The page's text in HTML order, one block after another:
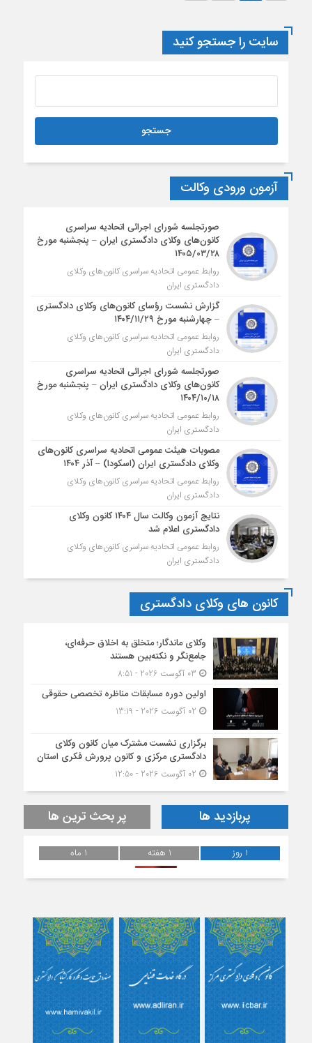
سایت را جستجو کنید
آزمون ورودی وکالت
صورتجلسه شورای اجرائی اتحادیه سراسری
کانون‌های وکلای دادگستری ایران – پنجشنبه مورخ
۱۴۰۵/۰۳/۲۸
روابط عمومی اتحادیه سراسری کانون‌های وکلای
دادگستری ایران
گزارش نشست رؤسای کانون‌های وکلای دادگستری
– چهارشنبه مورخ ۱۴۰۴/۱۱/۲۹
روابط عمومی اتحادیه سراسری کانون‌های وکلای
دادگستری ایران
صورتجلسه شورای اجرائی اتحادیه سراسری
کانون‌های وکلای دادگستری ایران – پنجشنبه مورخ
۱۴۰۴/۱۰/۱۸
روابط عمومی اتحادیه سراسری کانون‌های وکلای
دادگستری ایران
مصوبات هیئت عمومی اتحادیه سراسری کانون‌های
وکلای دادگستری ایران (اسکودا) – آذر ۱۴۰۴
روابط عمومی اتحادیه سراسری کانون‌های وکلای
دادگستری ایران
نتایج آزمون وکالت سال ۱۴۰۴ کانون وکلای
دادگستری اعلام شد
روابط عمومی اتحادیه سراسری کانون‌های وکلای
دادگستری ایران
کانون های وکلای دادگستری
وکلای ماندگار؛ متخلق به اخلاق حرفه‌ای،
جامع‌نگر و نکته‌بین هستند
اولین دوره مسابقات مناظره تخصصی حقوقی
برگزاری نشست مشترک میان کانون وکلای
دادگستری مرکزی و کانون پرورش فکری استان
پربازدید ها پر بحث ترین ها
1 روز 1 هفته 1 ماه